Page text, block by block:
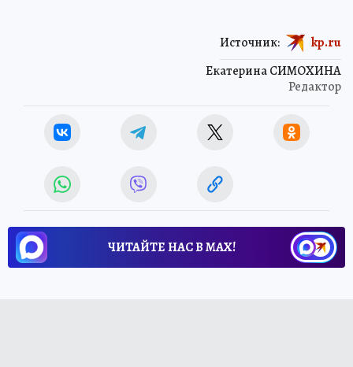
Екатерина СИМОХИНА
Редактор
Источник: kp.ru
ЧИТАЙТЕ НАС В МАХ!